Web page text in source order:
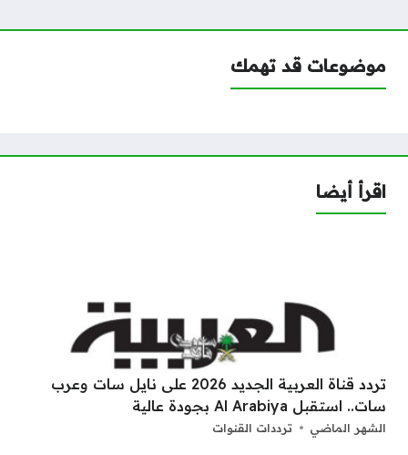
موضوعات قد تهمك
اقرأ أيضا
تردد قناة العربية الجديد 2026 على نايل سات وعرب
سات.. استقبل Al Arabiya بجودة عالية
الشهر الماضي ترددات القنوات